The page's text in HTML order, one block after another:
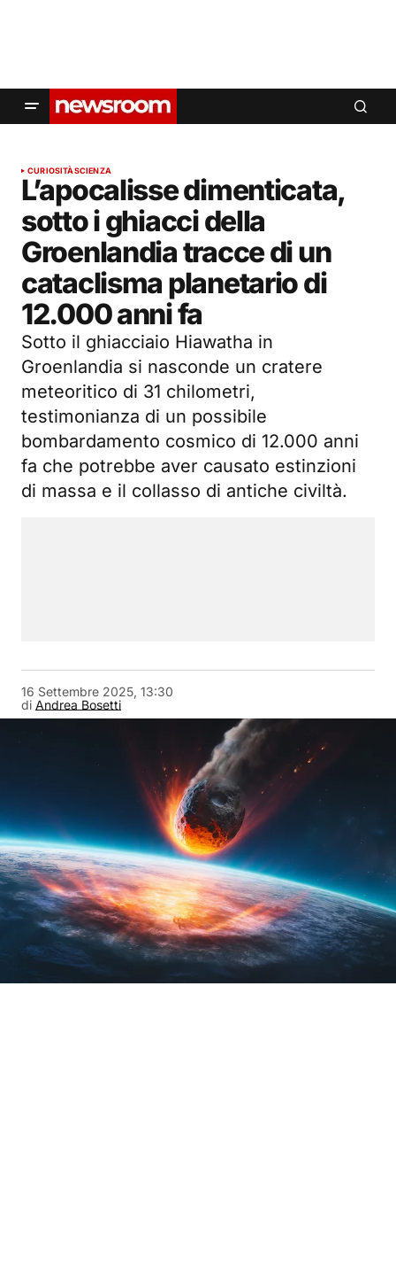
CURIOSITÀSCIENZA
L’apocalisse dimenticata,
sotto i ghiacci della
Groenlandia tracce di un
cataclisma planetario di
12.000 anni fa
Sotto il ghiacciaio Hiawatha in
Groenlandia si nasconde un cratere
meteoritico di 31 chilometri,
testimonianza di un possibile
bombardamento cosmico di 12.000 anni
fa che potrebbe aver causato estinzioni
di massa e il collasso di antiche civiltà.
di Andrea Bosetti
16 Settembre 2025, 13:30